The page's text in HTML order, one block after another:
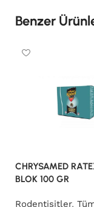
Benzer
CHRYSAMED
BLOK 100 GR
Rodentisitler,